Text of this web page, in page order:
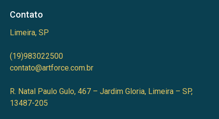
Contato
Limeira, SP
(19)983022500
contato@artforce.com.br
R. Natal Paulo Gulo, 467 – Jardim Gloria, Limeira – SP,
13487-205